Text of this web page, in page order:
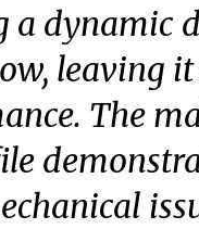
a dynamic
leaving
The